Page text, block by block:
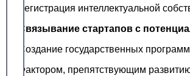
Регистрация интеллектуальной
Связывание стартапов с
Создание государственных программ
Фактором, препятствующим